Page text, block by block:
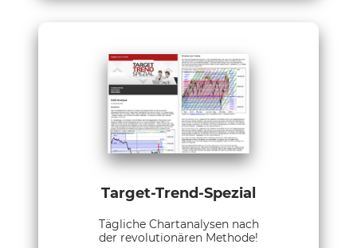
Target-Trend-Spezial
Tägliche Chartanalysen nach
der revolutionären Methode!